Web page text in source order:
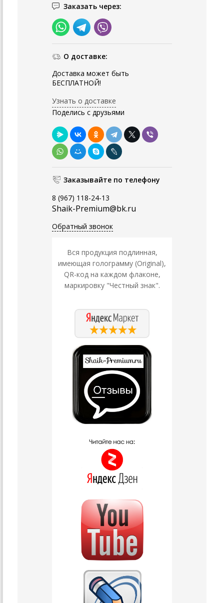
Заказать через:
О доставке:
Доставка может быть
БЕСПЛАТНОЙ!
Узнать о доставке
Поделись с друзьями
Заказывайте по телефону
8 (967) 118-24-13
Shaik-Premium@bk.ru
Обратный звонок
Вся продукция подлинная,
имеющая голограмму (Original),
QR-код на каждом флаконе,
маркировку "Честный знак".